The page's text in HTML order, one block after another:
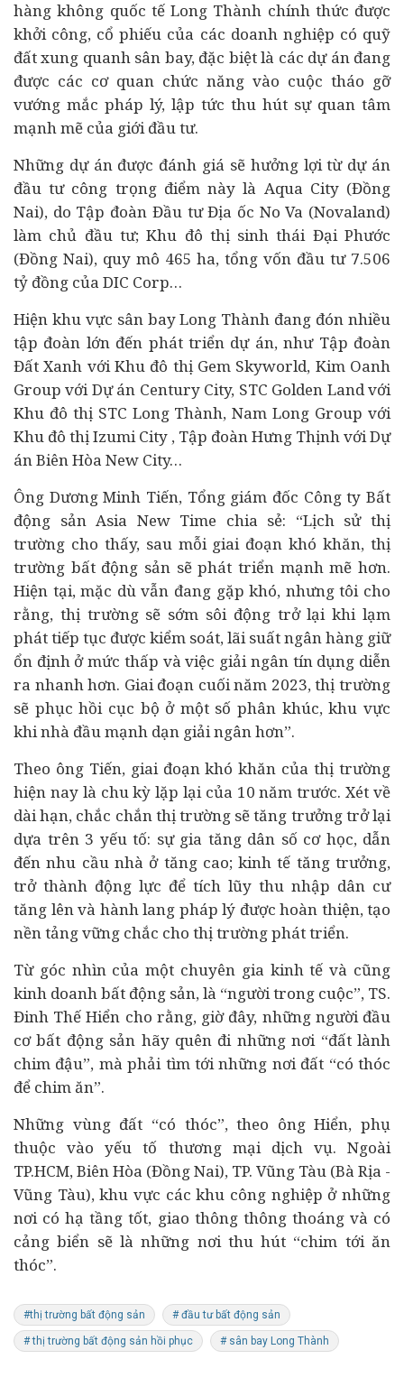
hàng không quốc tế Long Thành chính thức được
khởi công, cổ phiếu của các doanh nghiệp có quỹ
đất xung quanh sân bay, đặc biệt là các dự án đang
được các cơ quan chức năng vào cuộc tháo gỡ
vướng mắc pháp lý, lập tức thu hút sự quan tâm
mạnh mẽ của giới đầu tư.
Những dự án được đánh giá sẽ hưởng lợi từ dự án
đầu tư công trọng điểm này là Aqua City (Đồng
Nai), do Tập đoàn Đầu tư Địa ốc No Va (Novaland)
làm chủ đầu tư; Khu đô thị sinh thái Đại Phước
(Đồng Nai), quy mô 465 ha, tổng vốn đầu tư 7.506
tỷ đồng của DIC Corp…
Hiện khu vực sân bay Long Thành đang đón nhiều
tập đoàn lớn đến phát triển dự án, như Tập đoàn
Đất Xanh với Khu đô thị Gem Skyworld, Kim Oanh
Group với Dự án Century City, STC Golden Land với
Khu đô thị STC Long Thành, Nam Long Group với
Khu đô thị Izumi City , Tập đoàn Hưng Thịnh với Dự
án Biên Hòa New City…
Ông Dương Minh Tiến, Tổng giám đốc Công ty Bất
động sản Asia New Time chia sẻ: “Lịch sử thị
trường cho thấy, sau mỗi giai đoạn khó khăn, thị
trường bất động sản sẽ phát triển mạnh mẽ hơn.
Hiện tại, mặc dù vẫn đang gặp khó, nhưng tôi cho
rằng, thị trường sẽ sớm sôi động trở lại khi lạm
phát tiếp tục được kiểm soát, lãi suấtngân hàng giữ
ổn định ở mức thấp và việc giải ngân tín dụng diễn
ra nhanh hơn. Giai đoạn cuối năm 2023, thị trường
sẽ phục hồi cục bộ ở một số phân khúc, khu vực
khi nhà đầu mạnh dạn giải ngân hơn”.
Theo ông Tiến, giai đoạn khó khăn của thị trường
hiện nay là chu kỳ lặp lại của 10 năm trước. Xét về
dài hạn, chắc chắn thị trường sẽ tăng trưởng trở lại
dựa trên 3 yếu tố: sự gia tăng dân số cơ học, dẫn
đến nhu cầu nhà ở tăng cao; kinh tế tăng trưởng,
trở thành động lực để tích lũy thu nhập dân cư
tăng lên và hành lang pháp lý được hoàn thiện, tạo
nền tảng vững chắc cho thị trường phát triển.
Từ góc nhìn của một chuyên gia kinh tế và cũng
kinh doanh bất động sản, là “người trong cuộc”, TS.
Đinh Thế Hiển cho rằng, giờ đây, những người đầu
cơ bất động sản hãy quên đi những nơi “đất lành
chim đậu”, mà phải tìm tới những nơi đất “có thóc
để chim ăn”.
Những vùng đất “có thóc”, theo ông Hiển, phụ
thuộc vào yếu tố thương mại dịch vụ. Ngoài
TP.HCM, Biên Hòa (Đồng Nai), TP. Vũng Tàu (Bà Rịa -
Vũng Tàu), khu vực các khu công nghiệp ở những
nơi có hạ tầng tốt, giao thông thông thoáng và có
cảng biển sẽ là những nơi thu hút “chim tới ăn
thóc”.
#thị trường bất động sản # đầu tư bất động sản
# thị trường bất động sản hồi phục # sân bay Long Thành